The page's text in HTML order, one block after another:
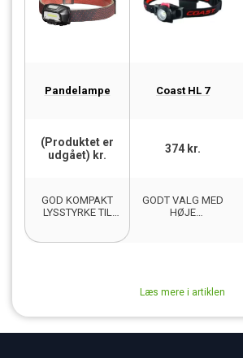
Pandelampe Coast HL 7
(Produktet er
udgået) kr.
374 kr.
GOD KOMPAKT
LYSSTYRKE TIL
GODT VALG MED
HØJE
Læs mere i artiklen